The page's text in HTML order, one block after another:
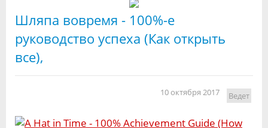
Шляпа вовремя - 100%-е
руководство успеха (Как открыть
все),
10 октября 2017 Ведет